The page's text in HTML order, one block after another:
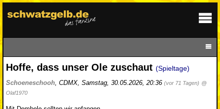
Hoffe, dass unser Ole zuschaut (Spieltage)
Schoeneschooh, CDMX, Samstag, 30.05.2026, 20:36 (vor 71 Tagen) @
Olaf1970